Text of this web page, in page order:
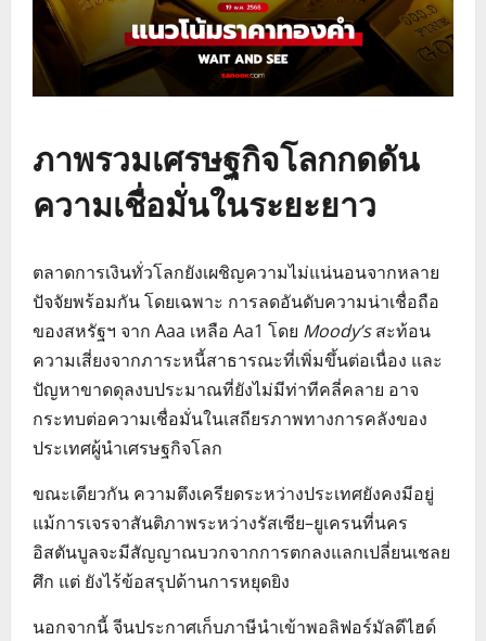
ภาพรวมเศรษฐกิจโลกกดดัน
ความเชื่อมั่นในระยะยาว
ตลาดการเงินทั่วโลกยังเผชิญความไม่แน่นอนจากหลาย
ปัจจัยพร้อมกัน โดยเฉพาะ การลดอันดับความน่าเชื่อถือ
ของสหรัฐฯ จาก Aaa เหลือ Aa1 โดย Moody’sสะท้อน
ความเสี่ยงจากภาระหนี้สาธารณะที่เพิ่มขึ้นต่อเนื่อง และ
ปัญหาขาดดุลงบประมาณที่ยังไม่มีท่าทีคลี่คลาย อาจ
กระทบต่อความเชื่อมั่นในเสถียรภาพทางการคลังของ
ประเทศผู้นำเศรษฐกิจโลก
ขณะเดียวกัน ความตึงเครียดระหว่างประเทศยังคงมีอยู่
แม้การเจรจาสันติภาพระหว่างรัสเซีย–ยูเครนที่นคร
อิสตันบูลจะมีสัญญาณบวกจากการตกลงแลกเปลี่ยนเชลย
ศึก แต่ ยังไร้ข้อสรุปด้านการหยุดยิง
นอกจากนี้ จีนประกาศเก็บภาษีนำเข้าพอลิฟอร์มัลดีไฮด์